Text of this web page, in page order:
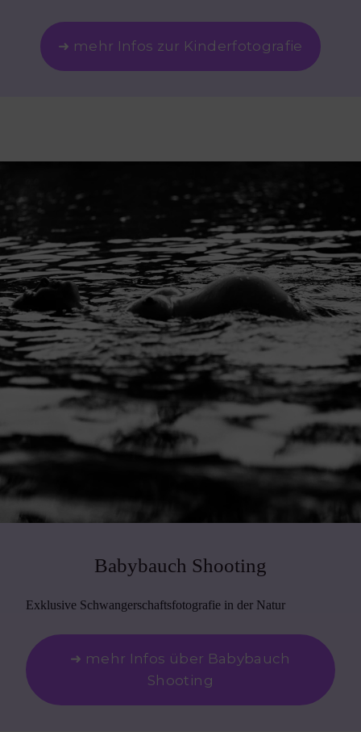
➜ mehr Infos zur Kinderfotografie
Babybauch Shooting
Exklusive Schwangerschaftsfotografie in der Natur
➜ mehr Infos über Babybauch
Shooting